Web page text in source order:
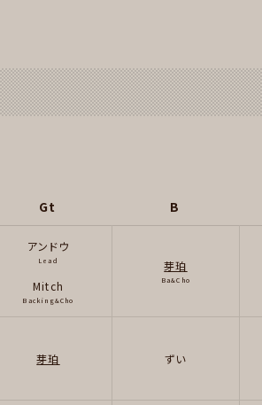
Gt B
アンドウ
Lead
Mitch
Backing&Cho
芽珀
Ba&Cho
芽珀 ずい